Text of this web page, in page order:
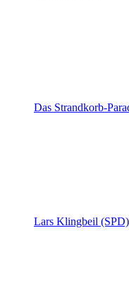
Das Strandkorb-
Lars Klingbeil